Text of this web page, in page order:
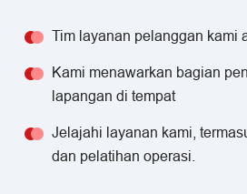
Tim layanan pelanggan kami
Kami menawarkan bagian
lapangan di tempat
Jelajahi layanan kami,
dan pelatihan operasi.